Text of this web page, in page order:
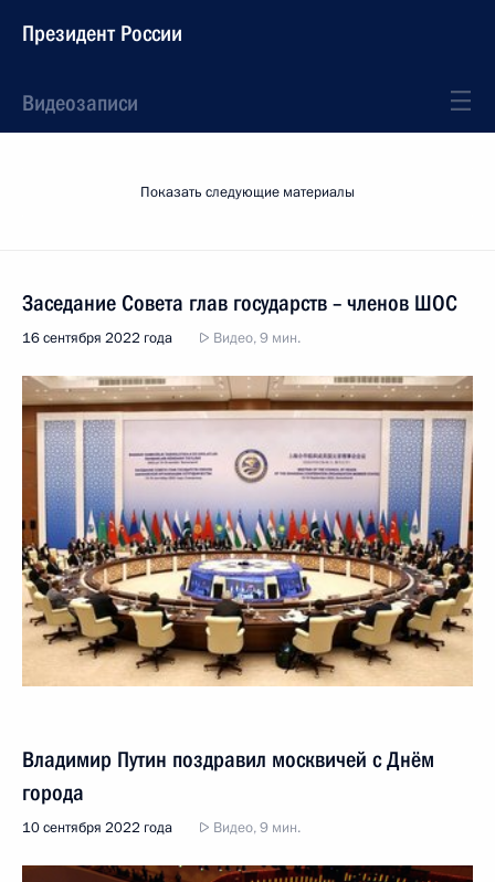
Президент России
Видеозаписи
Показать следующие материалы
Заседание Совета глав государств – членов ШОС
16 сентября 2022 года Видео, 9 мин.
Владимир Путин поздравил москвичей с Днём
города
10 сентября 2022 года Видео, 9 мин.